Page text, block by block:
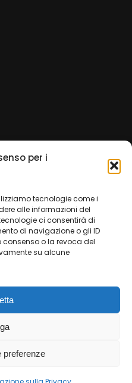
per i
tecnologie come i
alle informazioni del
ci consentirà di
di navigazione o gli ID
o la revoca del
su alcune
preferenze
065
065